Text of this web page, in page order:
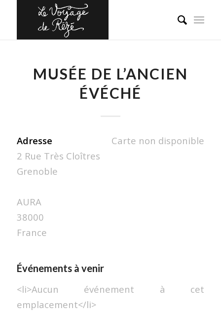
MUSÉE DE L’ANCIEN
ÉVÉCHÉ
Carte non disponible
Adresse
2 Rue Très Cloîtres
Grenoble
AURA
38000
France
Événements à venir
<li>Aucun événement à cet
emplacement</li>